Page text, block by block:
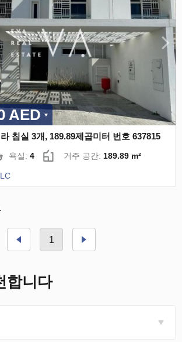
AED
침실 3개, 189.89제곱미터 번호 637815
욕실:4 거주 공간:189.89 m²
1
합니다